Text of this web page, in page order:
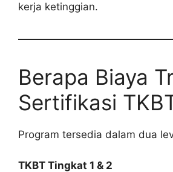
kerja ketinggian.
Berapa Biaya
Sertifikasi
Program tersedia dalam dua
TKBT Tingkat 1 & 2